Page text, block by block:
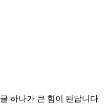
하나가 큰 힘이 된답니다